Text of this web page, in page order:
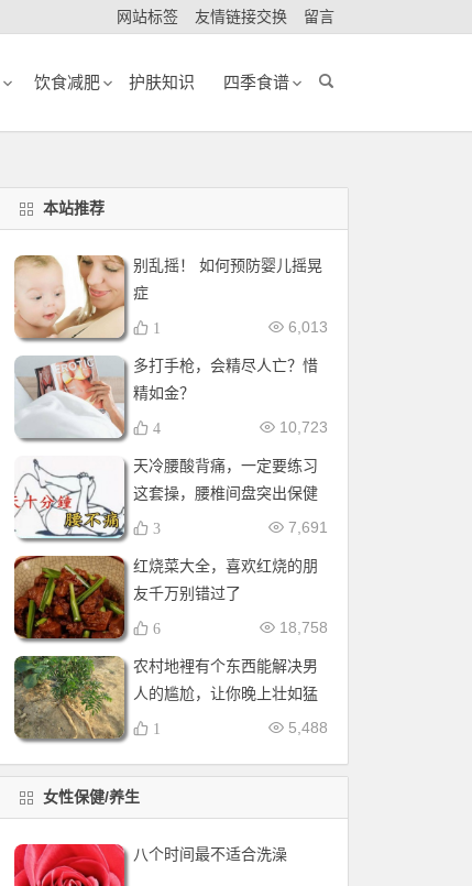
网站标签 友情链接交换 留言
饮食减肥 护肤知识 四季食谱
本站推荐
别乱摇！ 如何预防婴儿摇晃
症
6,013
1
多打手枪，会精尽人亡？惜
精如金？
10,723
4
天冷腰酸背痛，一定要练习
这套操，腰椎间盘突出保健
操，全套收好！每天十分钟
7,691
3
红烧菜大全，喜欢红烧的朋
友千万别错过了
18,758
6
农村地裡有个东西能解决男
人的尴尬，让你晚上壮如猛
牛床受不了
5,488
1
女性保健/养生
八个时间最不适合洗澡